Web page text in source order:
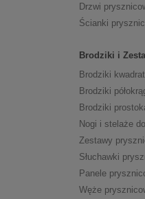
Drzwi
Ścianki
Brodziki i
Brodziki
Brodziki
Brodziki
Nogi i stelaże
Zestawy
Słuchawki
Panele
Węże